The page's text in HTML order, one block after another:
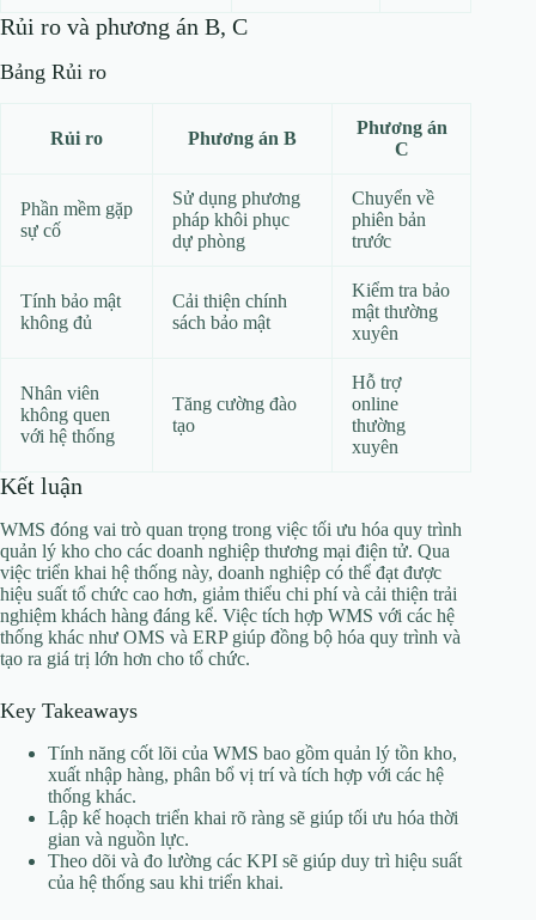
Rủi ro và phương án B, C
Bảng Rủi ro
Rủi ro Phương án B
Phương án
C
Phần mềm gặp
sự cố
Sử dụng phương
pháp khôi phục
dự phòng
Chuyển về
phiên bản
trước
Tính bảo mật
không đủ
Cải thiện chính
sách bảo mật
Kiểm tra bảo
mật thường
xuyên
Nhân viên
không quen
với hệ thống
Tăng cường đào
tạo
Hỗ trợ
online
thường
xuyên
Kết luận
WMS đóng vai trò quan trọng trong việc tối ưu hóa quy trình
quản lý kho cho các doanh nghiệp thương mại điện tử. Qua
việc triển khai hệ thống này, doanh nghiệp có thể đạt được
hiệu suất tổ chức cao hơn, giảm thiểu chi phí và cải thiện trải
nghiệm khách hàng đáng kể. Việc tích hợp WMS với các hệ
thống khác như OMS và ERP giúp đồng bộ hóa quy trình và
tạo ra giá trị lớn hơn cho tổ chức.
Key Takeaways
Tính năng cốt lõi của WMS bao gồm quản lý tồn kho,
xuất nhập hàng, phân bổ vị trí và tích hợp với các hệ
thống khác.
Lập kế hoạch triển khai rõ ràng sẽ giúp tối ưu hóa thời
gian và nguồn lực.
Theo dõi và đo lường các KPI sẽ giúp duy trì hiệu suất
của hệ thống sau khi triển khai.